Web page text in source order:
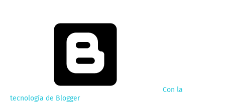
Con la
tecnología de Blogger